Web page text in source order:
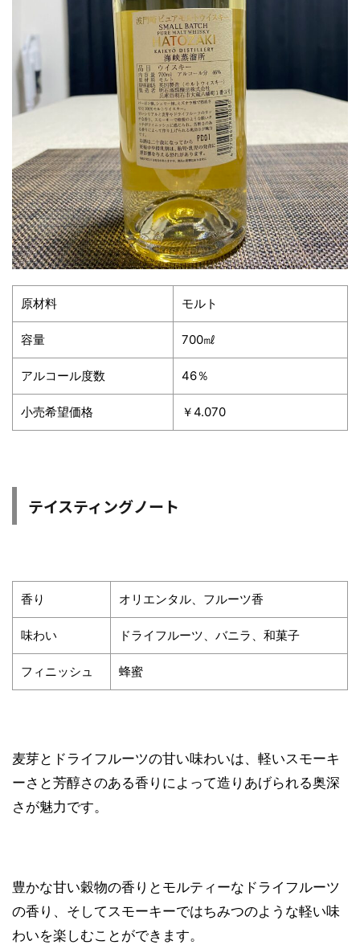
原材料 モルト
容量 700㎖
アルコール度数 46％
小売希望価格 ￥4.070
テイスティングノート
香り オリエンタル、フルーツ香
味わい ドライフルーツ、バニラ、和菓子
フィニッシュ 蜂蜜
麦芽とドライフルーツの甘い味わいは、軽いスモーキ
ーさと芳醇さのある香りによって造りあげられる奥深
さが魅力です。
豊かな甘い穀物の香りとモルティーなドライフルーツ
の香り、そしてスモーキーではちみつのような軽い味
わいを楽しむことができます。